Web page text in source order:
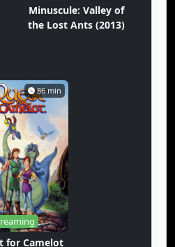
Minuscule: Valley of
the Lost Ants (2013)
86 min
for Camelot